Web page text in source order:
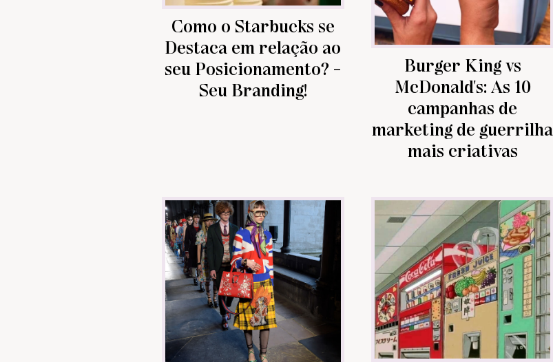
Como o Starbucks se
Destaca em relação ao
seu Posicionamento? -
Seu Branding!
Burger King vs
McDonald's: As 10
campanhas de
marketing de guerrilha
mais criativas